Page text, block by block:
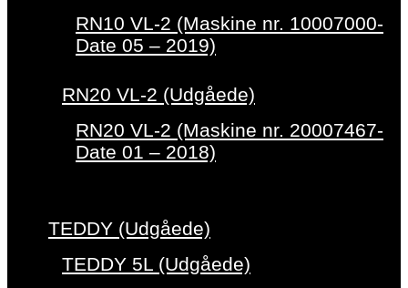
RN10 VL-2 (Maskine nr. 10007000-
Date 05 – 2019)
RN20 VL-2 (Udgåede)
RN20 VL-2 (Maskine nr. 20007467-
Date 01 – 2018)
TEDDY (Udgåede)
TEDDY 5L (Udgåede)